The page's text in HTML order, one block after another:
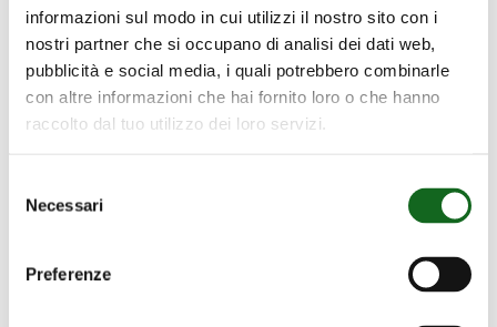
informazioni sul modo in cui utilizzi il nostro sito con i
nostri partner che si occupano di analisi dei dati web,
pubblicità e social media, i quali potrebbero combinarle
con altre informazioni che hai fornito loro o che hanno
raccolto dal tuo utilizzo dei loro servizi.
delNecessari
Preferenze